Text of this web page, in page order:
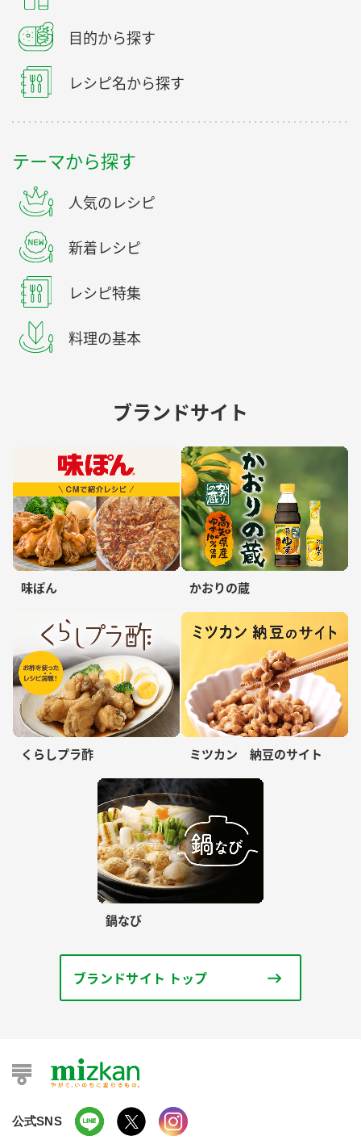
目的から探す
レシピ名から探す
テーマから探す
人気のレシピ
新着レシピ
レシピ特集
料理の基本
ブランドサイト
味ぽん かおりの蔵
くらしプラ酢 ミツカン 納豆のサイト
鍋なび
ブランドサイト トップ
公式SNS